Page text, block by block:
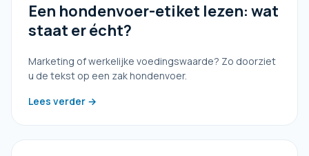
Een hondenvoer-etiket lezen: wat
staat er écht?
Marketing of werkelijke voedingswaarde? Zo doorziet
u de tekst op een zak hondenvoer.
Lees verder →